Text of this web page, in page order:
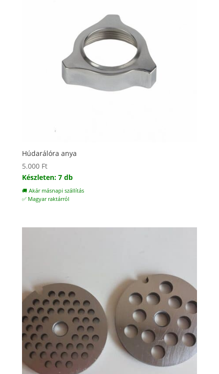
Húdarálóra anya
5.000 Ft
Készleten: 7 db
🚚 Akár másnapi szállítás
✅ Magyar raktárról